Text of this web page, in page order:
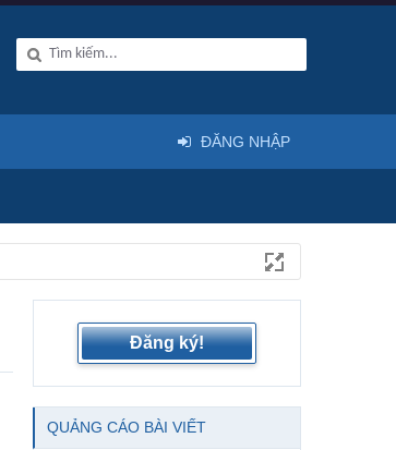
Đăng ký!
QUẢNG CÁO BÀI VIẾT
ĐĂNG NHẬP